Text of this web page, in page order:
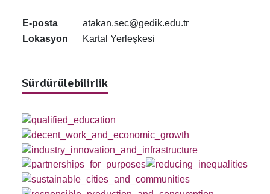
E-posta
atakan.sec@gedik.edu.tr
Lokasyon
Kartal Yerleşkesi
Sürdürülebilirlik